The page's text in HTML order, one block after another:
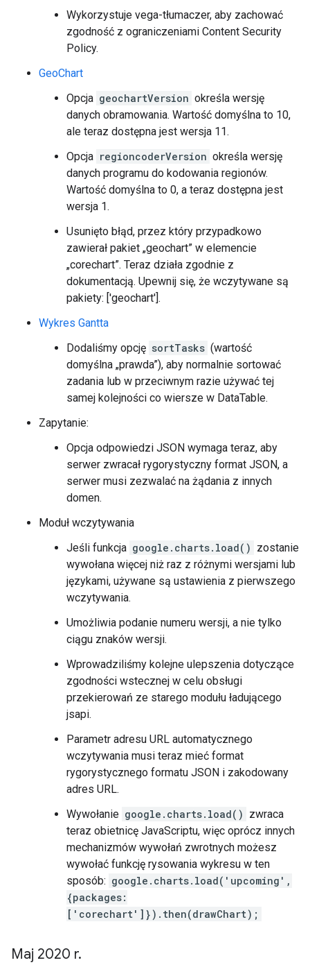
Wykorzystuje vega-tłumaczer, aby zachować
zgodność z ograniczeniami Content Security
Policy.
GeoChart
Opcja geochartVersion określa wersję
danych obramowania. Wartość domyślna to 10,
ale teraz dostępna jest wersja 11.
Opcja regioncoderVersion określa wersję
danych programu do kodowania regionów.
Wartość domyślna to 0, a teraz dostępna jest
wersja 1.
Usunięto błąd, przez który przypadkowo
zawierał pakiet „geochart” w elemencie
„corechart”. Teraz działa zgodnie z
dokumentacją. Upewnij się, że wczytywane są
pakiety: ['geochart'].
Wykres Gantta
Dodaliśmy opcję sortTasks (wartość
domyślna „prawda”), aby normalnie sortować
zadania lub w przeciwnym razie używać tej
samej kolejności co wiersze w DataTable.
Zapytanie:
Opcja odpowiedzi JSON wymaga teraz, aby
serwer zwracał rygorystyczny format JSON, a
serwer musi zezwalać na żądania z innych
domen.
Moduł wczytywania
Jeśli funkcja google.charts.load() zostanie
wywołana więcej niż raz z różnymi wersjami lub
językami, używane są ustawienia z pierwszego
wczytywania.
Umożliwia podanie numeru wersji, a nie tylko
ciągu znaków wersji.
Wprowadziliśmy kolejne ulepszenia dotyczące
zgodności wstecznej w celu obsługi
przekierowań ze starego modułu ładującego
jsapi.
Parametr adresu URL automatycznego
wczytywania musi teraz mieć format
rygorystycznego formatu JSON i zakodowany
adres URL.
Wywołanie google.charts.load() zwraca
teraz obietnicę JavaScriptu, więc oprócz innych
mechanizmów wywołań zwrotnych możesz
wywołać funkcję rysowania wykresu w ten
sposób: google.charts.load('upcoming',
{packages:
['corechart']}).then(drawChart);
Maj 2020 r.